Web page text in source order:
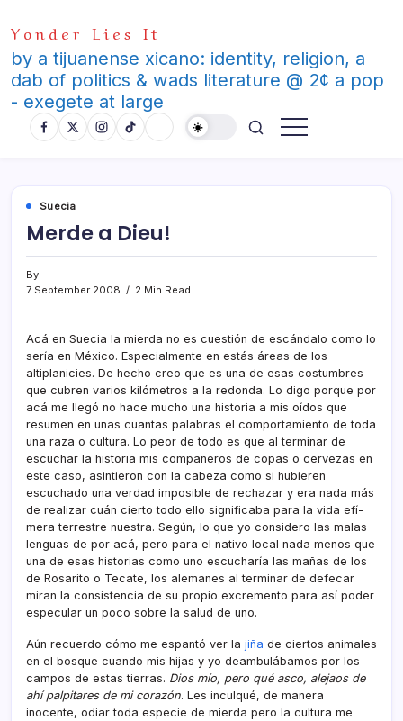
to
content
Yonder Lies It
by a tijuanense xicano: identity, religion, a
dab of politics & wads literature @ 2¢ a pop
- exegete at large
Suecia
Merde a Dieu!
By
7 September 2008
2 Min Read
Acá en Suecia la mierda no es cuestión de escándalo como lo
serí­a en México. Especialmente en estás áreas de los
altiplanicies. De hecho creo que es una de esas costumbres
que cubren varios kilómetros a la redonda. Lo digo porque por
acá me llegó no hace mucho una historia a mis oí­dos que
resumen en unas cuantas palabras el comportamiento de toda
una raza o cultura. Lo peor de todo es que al terminar de
escuchar la historia mis compañeros de copas o cervezas en
este caso, asintieron con la cabeza como si hubieren
escuchado una verdad imposible de rechazar y era nada más
de realizar cuán cierto todo ello significaba para la vida efí­
mera terrestre nuestra. Según, lo que yo considero las malas
lenguas de por acá, pero para el nativo local nada menos que
una de esas historias como uno escucharí­a las mañas de los
de Rosarito o Tecate, los alemanes al terminar de defecar
miran la consistencia de su propio excremento para así­ poder
especular un poco sobre la salud de uno.
Aún recuerdo cómo me espantó ver la jiña de ciertos animales
en el bosque cuando mis hijas y yo deambulábamos por los
campos de estas tierras. Dios mí­o, pero qué asco, alejaos de
ahí­ palpitares de mi corazón. Les inculqué, de manera
inocente, odiar toda especie de mierda pero la cultura me